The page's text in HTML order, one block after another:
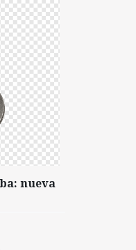
nueva